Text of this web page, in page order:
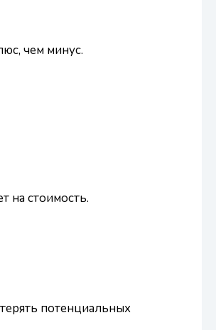
чем минус.
на стоимость.
потенциальных